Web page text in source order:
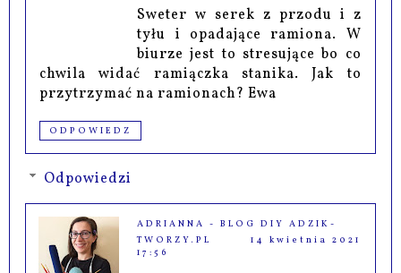
Sweter w serek z przodu i z
tyłu i opadające ramiona. W
biurze jest to stresujące bo co
chwila widać ramiączka stanika. Jak to
przytrzymać na ramionach? Ewa
ODPOWIEDZ
Odpowiedzi
ADRIANNA - BLOG DIY ADZIK-
TWORZY.PL
14 kwietnia 2021
17:56